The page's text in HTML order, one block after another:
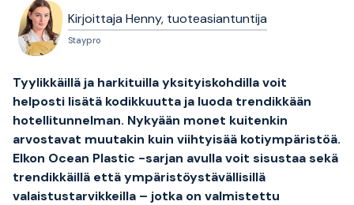
Kirjoittaja Henny, tuoteasiantuntija
Staypro
Tyylikkäillä ja harkituilla yksityiskohdilla voit
helposti lisätä kodikkuutta ja luoda trendikkään
hotellitunnelman. Nykyään monet kuitenkin
arvostavat muutakin kuin viihtyisää kotiympäristöä.
Elkon Ocean Plastic -sarjan avulla voit sisustaa sekä
trendikkäillä että ympäristöystävällisillä
valaistustarvikkeilla – jotka on valmistettu